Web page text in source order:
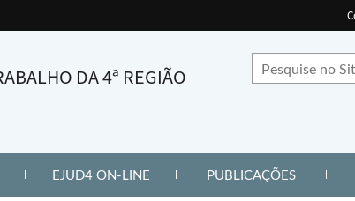
DA 4ª REGIÃO
PAINEL DE LINKS)
EJUD4 ON-LINE(ABRE PAINEL DE LINKS)
PUBLICAÇÕES(ABRE